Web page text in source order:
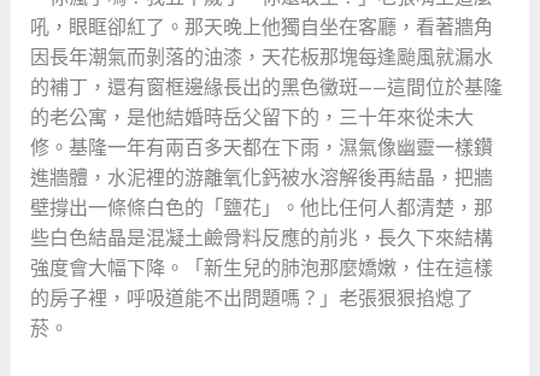
吼，眼眶卻紅了。那天晚上他獨自坐在客廳，看著牆角
因長年潮氣而剝落的油漆，天花板那塊每逢颱風就漏水
的補丁，還有窗框邊緣長出的黑色黴斑——這間位於基隆
的老公寓，是他結婚時岳父留下的，三十年來從未大
修。基隆一年有兩百多天都在下雨，濕氣像幽靈一樣鑽
進牆體，水泥裡的游離氧化鈣被水溶解後再結晶，把牆
壁撐出一條條白色的「鹽花」。他比任何人都清楚，那
些白色結晶是混凝土鹼骨料反應的前兆，長久下來結構
強度會大幅下降。「新生兒的肺泡那麼嬌嫩，住在這樣
的房子裡，呼吸道能不出問題嗎？」老張狠狠掐熄了
菸。